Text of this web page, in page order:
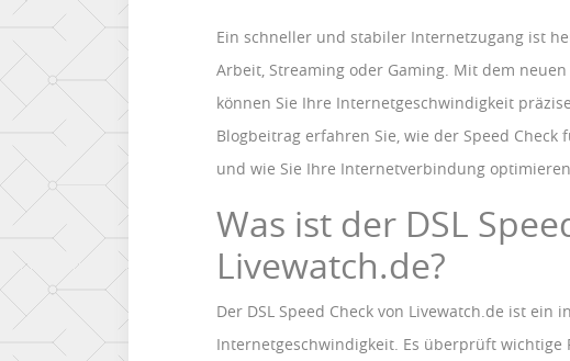
Ein schneller und stabiler Internetzugang ist
Arbeit, Streaming oder Gaming. Mit dem neuen
können Sie Ihre Internetgeschwindigkeit
Blogbeitrag erfahren Sie, wie der Speed
und wie Sie Ihre Internetverbindung
Was ist der DSL
Livewatch.de?
Der DSL Speed Check von Livewatch.de ist ein
Internetgeschwindigkeit. Es überprüft wichtige